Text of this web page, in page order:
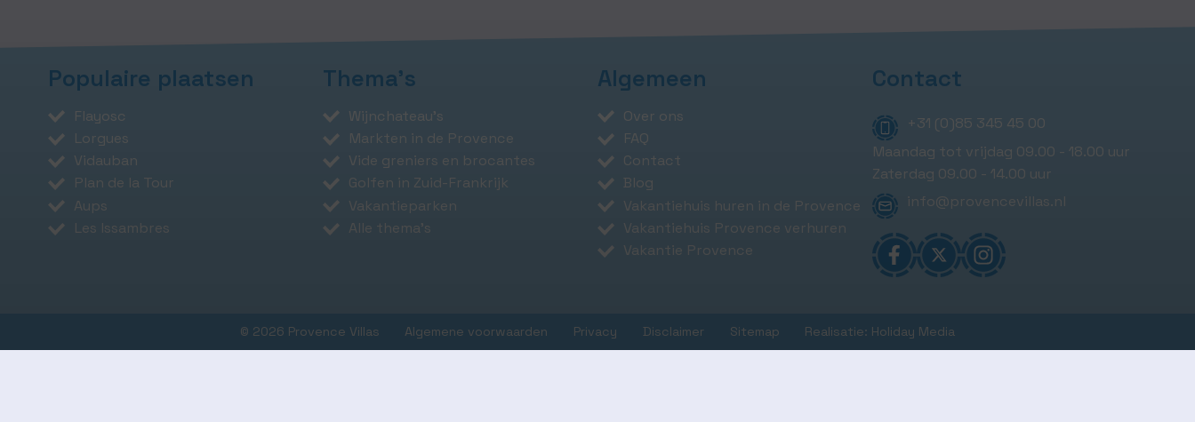
Populaire plaatsen
Flayosc
Lorgues
Vidauban
Plan de la Tour
Aups
Les Issambres
Thema's
Wijnchateau's
Markten in de Provence
Vide greniers en brocantes
Golfen in Zuid-Frankrijk
Vakantieparken
Alle thema's
Algemeen
Over ons
FAQ
Contact
Blog
Vakantiehuis huren in de Provence
Vakantiehuis Provence verhuren
Vakantie Provence
Contact
+31 (0)85 345 45 00
Maandag tot vrijdag 09.00 - 18.00 uur
Zaterdag 09.00 - 14.00 uur
info@provencevillas.nl
© 2026 Provence Villas Algemene voorwaarden Privacy Disclaimer Sitemap Realisatie: Holiday Media